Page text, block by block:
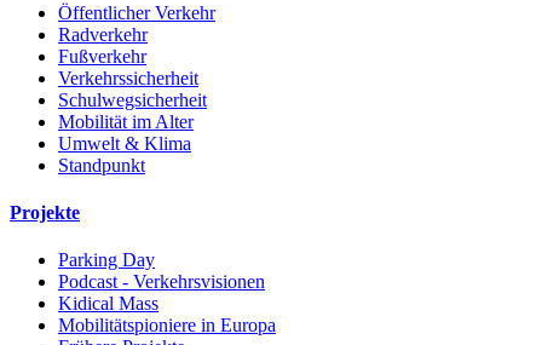
Öffentlicher Verkehr
Radverkehr
Fußverkehr
Verkehrssicherheit
Schulwegsicherheit
Mobilität im Alter
Umwelt & Klima
Standpunkt
Projekte
Parking Day
Podcast - Verkehrsvisionen
Kidical Mass
Mobilitätspioniere in Europa